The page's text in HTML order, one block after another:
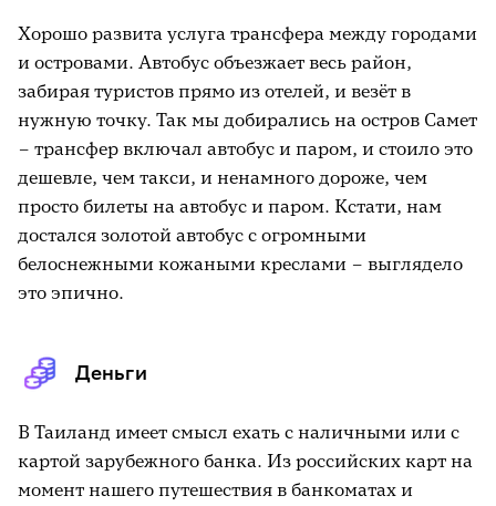
Хорошо развита услуга трансфера между городами
и островами. Автобус объезжает весь район,
забирая туристов прямо из отелей, и везёт в
нужную точку. Так мы добирались на остров Самет
– трансфер включал автобус и паром, и стоило это
дешевле, чем такси, и ненамного дороже, чем
просто билеты на автобус и паром. Кстати, нам
достался золотой автобус с огромными
белоснежными кожаными креслами – выглядело
это эпично.
Деньги
В Таиланд имеет смысл ехать с наличными или с
картой зарубежного банка. Из российских карт на
момент нашего путешествия в банкоматах и